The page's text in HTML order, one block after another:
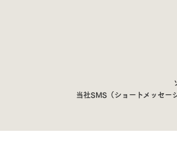
当社SMS（ショートメッセー